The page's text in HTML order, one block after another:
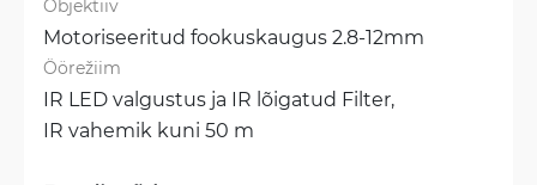
Objektiiv
Motoriseeritud fookuskaugus 2.8-12mm
Öörežiim
IR LED valgustus ja IR lõigatud Filter,
IR vahemik kuni 50 m